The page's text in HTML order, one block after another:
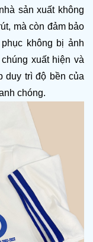
sản xuất không
mà còn đảm bảo
không bị ảnh
xuất hiện và
duy trì độ bền của
chóng.